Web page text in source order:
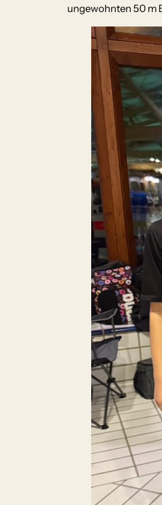
ungewohnten 50 m